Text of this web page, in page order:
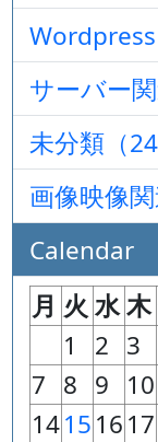
Wordpress
サーバー関
未分類（24
画像映像関
Calendar
月 火 水木
1
2 3
7 8 9 10
14151617